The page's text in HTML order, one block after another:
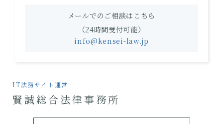
メールでのご相談はこちら
（24時間受付可能）
info@kensei-law.jp
IT法務サイト運営
賢誠総合法律事務所